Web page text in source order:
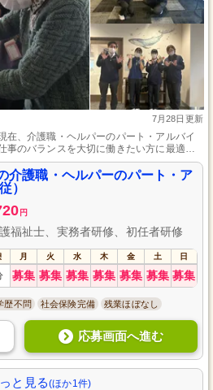
7月28日更新
在、介護職・ヘルパーのパート・アルバイ
事のバランスを大切に働きたい方に最適
成長できる環境を整えています。自分のペ
かな生活を支えるやりがいを感じていただ
介護職・ヘルパーのパート・ア
）
円
福祉士、実務者研修、初任者研修
月 火 水 木 金 土 日
募集 募集 募集 募集 募集 募集 募集
歴不問 社会保険完備 残業ほぼなし
応募画面へ進む
と見る(ほか1件)